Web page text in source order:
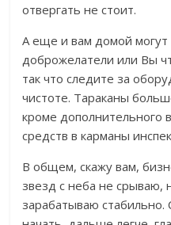
отвергать не стоит.
А еще и вам домой могут
доброжелатели или Вы
так что следите за
чистоте. Тараканы
кроме дополнительного
средств в карманы
В общем, скажу вам,
звезд с неба не срываю,
зарабатываю